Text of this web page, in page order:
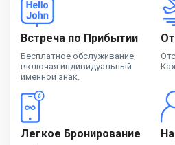
Встреча по Прибытии
Бесплатное обслуживание,
включая индивидуальный
именной знак.
Легкое Бронирование